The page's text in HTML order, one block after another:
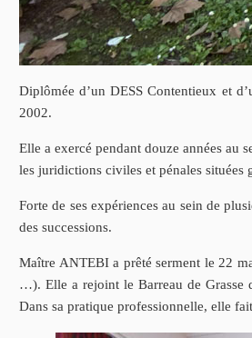
Diplômée d’un DESS Contentieux et
2002.
Elle a exercé pendant douze années au
les juridictions civiles et pénales situées
Forte de ses expériences au sein de
des successions.
Maître ANTEBI a prêté serment le 22
…). Elle a rejoint le Barreau de Grasse
Dans sa pratique professionnelle, elle